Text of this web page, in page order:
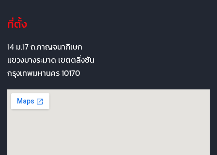
ที่ตั้ง
14 ม.17 ถ.กาญจนาภิเษก
แขวงบางระมาด เขตตลิ่งชัน
กรุงเทพมหานคร 10170